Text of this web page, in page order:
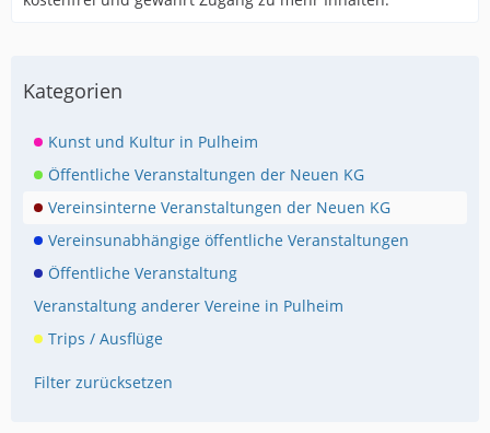
Kategorien
Kunst und Kultur in Pulheim
Öffentliche Veranstaltungen der Neuen KG
Vereinsinterne Veranstaltungen der Neuen KG
Vereinsunabhängige öffentliche Veranstaltungen
Öffentliche Veranstaltung
Veranstaltung anderer Vereine in Pulheim
Trips / Ausflüge
Filter zurücksetzen